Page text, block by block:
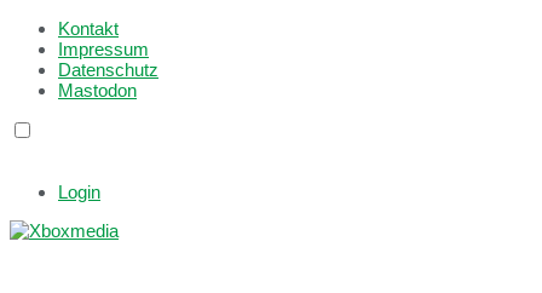
Kontakt
Impressum
Datenschutz
Mastodon
Login